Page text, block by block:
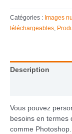
Catégories : Images
téléchargeables
Description
Vous pouvez
besoins en termes
comme Photoshop.